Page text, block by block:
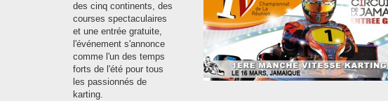
des cinq continents, des
courses spectaculaires
et une entrée gratuite,
l'événement s'annonce
comme l'un des temps
forts de l'été pour tous
les passionnés de
karting.